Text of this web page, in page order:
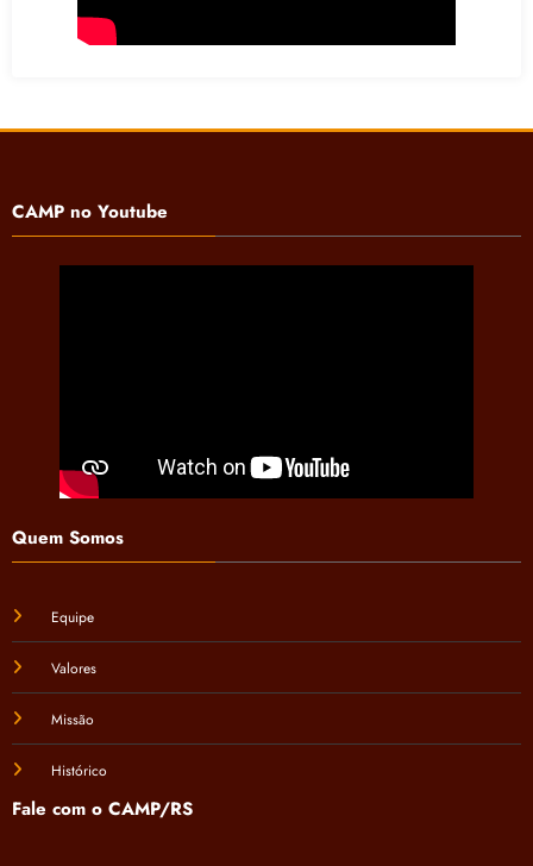
CAMP no Youtube
Quem Somos
Equipe
Valores
Missão
Histórico
Fale com o CAMP/RS